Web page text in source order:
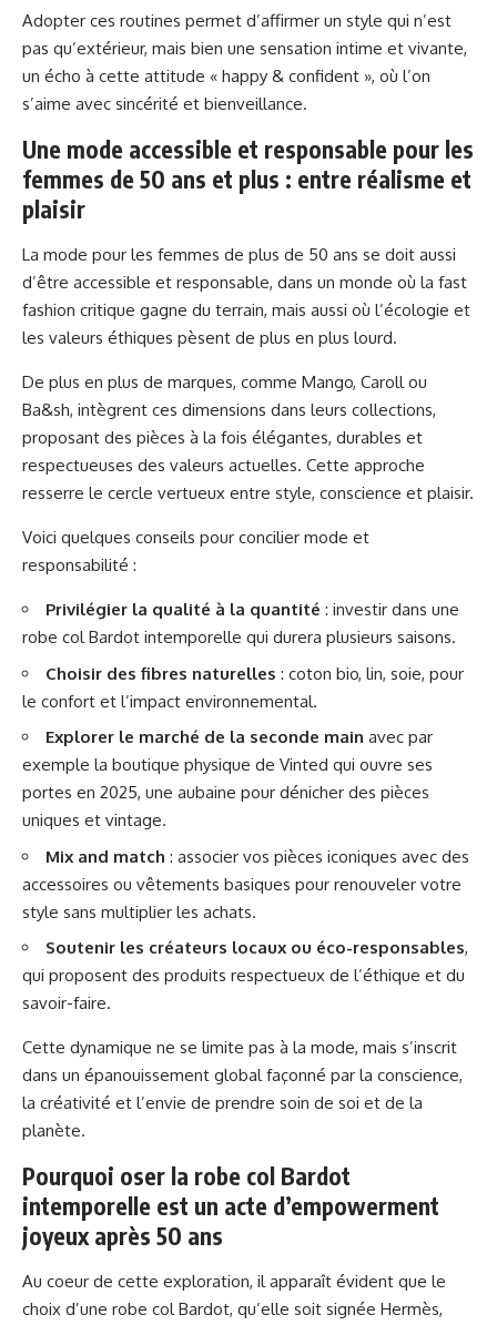
Adopter ces routines permet d’affirmer un style qui n’est
pas qu’extérieur, mais bien une sensation intime et vivante,
un écho à cette attitude « happy & confident », où l’on
s’aime avec sincérité et bienveillance.
Une mode accessible et responsable pour les
femmes de 50 ans et plus : entre réalisme et
plaisir
La mode pour les femmes de plus de 50 ans se doit aussi
d’être accessible et responsable, dans un monde où la fast
fashion critique gagne du terrain, mais aussi où l’écologie et
les valeurs éthiques pèsent de plus en plus lourd.
De plus en plus de marques, comme Mango, Caroll ou
Ba&sh, intègrent ces dimensions dans leurs collections,
proposant des pièces à la fois élégantes, durables et
respectueuses des valeurs actuelles. Cette approche
resserre le cercle vertueux entre style, conscience et plaisir.
Voici quelques conseils pour concilier mode et
responsabilité :
Privilégier la qualité à la quantité : investir dans une
robe col Bardot intemporelle qui durera plusieurs saisons.
Choisir des fibres naturelles : coton bio, lin, soie, pour
le confort et l’impact environnemental.
Explorer le marché de la seconde main avec par
exemple la boutique physique de Vinted qui ouvre ses
portes en 2025, une aubaine pour dénicher des pièces
uniques et vintage.
Mix and match : associer vos pièces iconiques avec des
accessoires ou vêtements basiques pour renouveler votre
style sans multiplier les achats.
Soutenir les créateurs locaux ou éco-responsables,
qui proposent des produits respectueux de l’éthique et du
savoir-faire.
Cette dynamique ne se limite pas à la mode, mais s’inscrit
dans un épanouissement global façonné par la conscience,
la créativité et l’envie de prendre soin de soi et de la
planète.
Pourquoi oser la robe col Bardot
intemporelle est un acte d’empowerment
joyeux après 50 ans
Au coeur de cette exploration, il apparaît évident que le
choix d’une robe col Bardot, qu’elle soit signée Hermès,